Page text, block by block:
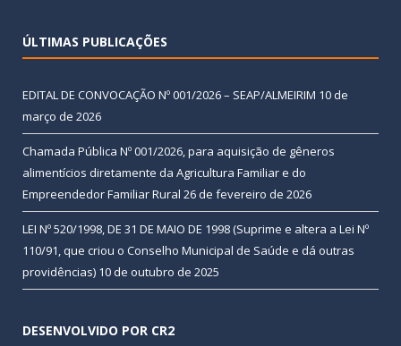
ÚLTIMAS PUBLICAÇÕES
EDITAL DE CONVOCAÇÃO Nº 001/2026 – SEAP/ALMEIRIM 10 de
março de 2026
Chamada Pública Nº 001/2026, para aquisição de gêneros
alimentícios diretamente da Agricultura Familiar e do
Empreendedor Familiar Rural 26 de fevereiro de 2026
LEI Nº 520/1998, DE 31 DE MAIO DE 1998 (Suprime e altera a Lei Nº
110/91, que criou o Conselho Municipal de Saúde e dá outras
providências) 10 de outubro de 2025
DESENVOLVIDO POR CR2